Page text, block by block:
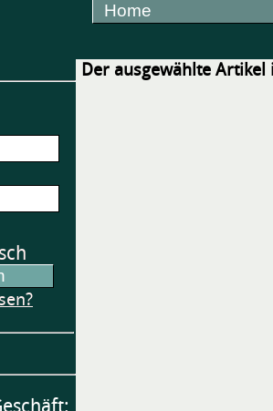
Home
Der ausgewählte